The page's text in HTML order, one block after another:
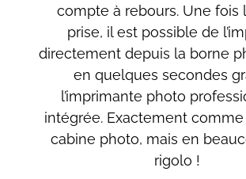
compte à rebours. Une fois
prise, il est possible de
directement depuis la borne
en quelques secondes
l’imprimante photo
intégrée. Exactement
cabine photo, mais en
rigolo !